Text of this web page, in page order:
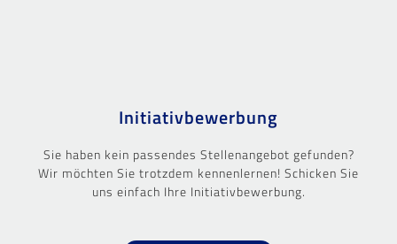
Initiativbewerbung
Sie haben kein passendes Stellenangebot gefunden?
Wir möchten Sie trotzdem kennenlernen! Schicken Sie
uns einfach Ihre Initiativbewerbung.